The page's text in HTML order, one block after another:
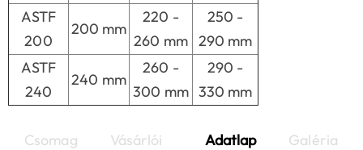
ASTF
200
200 mm
220 -
260 mm
250 -
290 mm
ASTF
240
240 mm
260 -
300 mm
290 -
330 mm
Csomag
Vásárlói
Adatlap Galéria